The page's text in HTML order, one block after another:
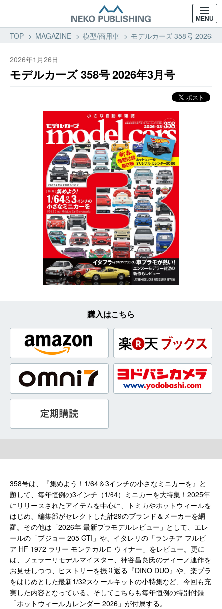
MENU
TOP MAGAZINE 模型/商用車 モデルカーズ 358号 2026年
2026年1月26日
モデルカーズ 358号 2026年3月号
購入はこちら
358号は、『集めよう！1/64＆3インチの小さなミニカーを』と
題して、毎年恒例の3インチ（1/64）ミニカーを大特集！2025年
にリリースされたアイテムを中心に、トミカやホットウィールを
はじめ、編集部がセレクトした計29のブランド＆メーカーを網
羅。その他は「2026年 最新プラモデルレビュー」として、エレ
ールの「プジョー 205 GTI」や、イタレリの「ランチア フルビ
ア HF 1972 ラリー モンテカルロ ウィナー」をレビュー。更に
は、フェラーリモデルマイスター、神谷昌良氏のディーノ連作を
お見せしつつ、ヒストリーを振り返る『DINO DUO』や、楽プラ
をはじめとした最新1/32スケールキットの小特集など、今回も充
実した内容となっている。そしてこちらも毎年恒例の特別付録
「ホットウィールカレンダー 2026」が付属する。